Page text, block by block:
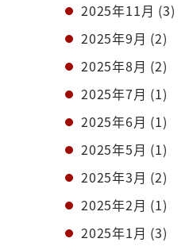
2025年11月 (3)
2025年9月 (2)
2025年8月 (2)
2025年7月 (1)
2025年6月 (1)
2025年5月 (1)
2025年3月 (2)
2025年2月 (1)
2025年1月 (3)